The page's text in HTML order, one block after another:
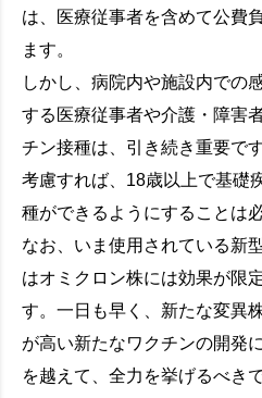
は、医療従事者を含めて公費
ます。
しかし、病院内や施設内での
する医療従事者や介護・障害
チン接種は、引き続き重要で
考慮すれば、18歳以上で基礎
種ができるようにすることは
なお、いま使用されている新
はオミクロン株には効果が限
す。一日も早く、新たな変異
が高い新たなワクチンの開発
を越えて、全力を挙げるべきで